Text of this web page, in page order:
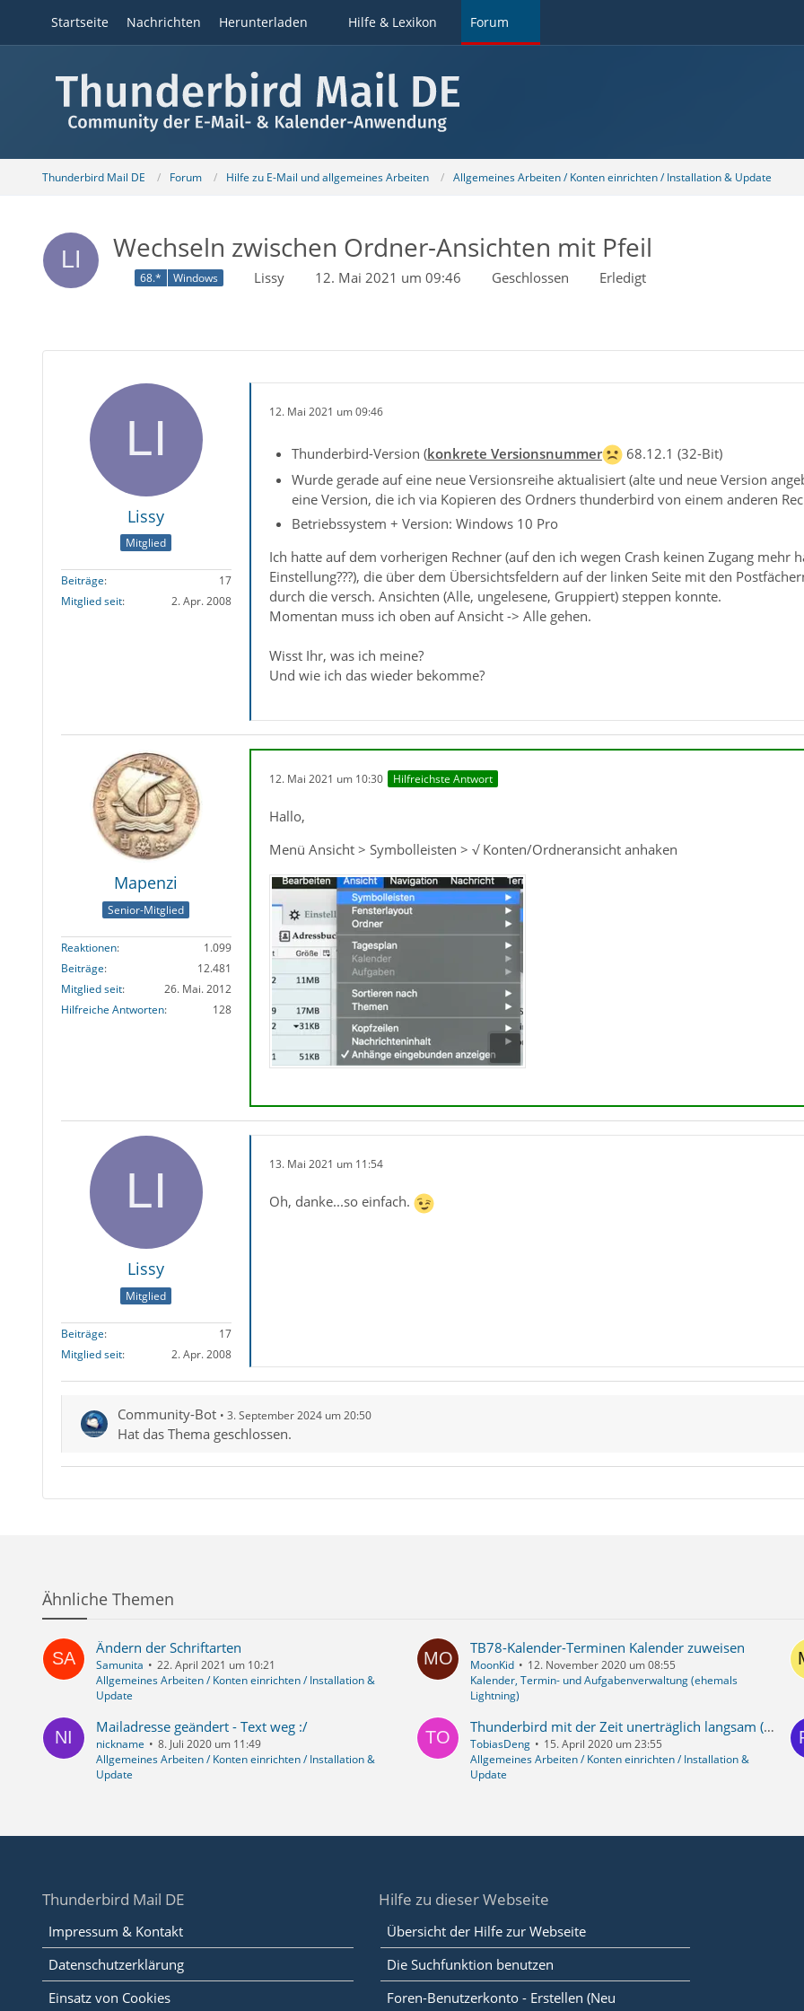
Startseite Nachrichten Herunterladen Hilfe & Lexikon Forum
Thunderbird Mail DE Forum Hilfe zu E-Mail und allgemeines Arbeiten Allgemeines Arbeiten / Konten einrichten / Installation & Update
Wechseln zwischen Ordner-Ansichten mit Pfeil
68.* Windows Lissy 12. Mai 2021 um 09:46 Geschlossen Erledigt
Lissy
Mitglied
Beiträge
17
Mitglied seit
2. Apr. 2008
12. Mai 2021 um 09:46
Thunderbird-Version (konkrete Versionsnummer
68.12.1 (32-Bit)
Wurde gerade auf eine neue Versionsreihe aktualisiert (alte und neue Version
eine Version, die ich via Kopieren des Ordners thunderbird von einem anderen
Betriebssystem + Version: Windows 10 Pro
Ich hatte auf dem vorherigen Rechner (auf den ich wegen Crash keinen Zugang mehr
Einstellung???), die über dem Übersichtsfeldern auf der linken Seite mit den
durch die versch. Ansichten (Alle, ungelesene, Gruppiert) steppen konnte.
Momentan muss ich oben auf Ansicht -> Alle gehen.
Wisst Ihr, was ich meine?
Und wie ich das wieder bekomme?
Mapenzi
Senior-Mitglied
Reaktionen
1.099
Beiträge
12.481
Mitglied seit
26. Mai. 2012
Hilfreiche Antworten
128
12. Mai 2021 um 10:30 Hilfreichste Antwort
Hallo,
Menü Ansicht > Symbolleisten > √ Konten/Ordneransicht anhaken
Lissy
Mitglied
Beiträge
17
Mitglied seit
2. Apr. 2008
13. Mai 2021 um 11:54
Oh, danke...so einfach.
Community-Bot 3. September 2024 um 20:50
Hat das Thema geschlossen.
Ähnliche Themen
Ändern der Schriftarten
Samunita
22. April 2021 um 10:21
Allgemeines Arbeiten / Konten einrichten / Installation &
Update
TB78-Kalender-Terminen Kalender zuweisen
MoonKid
12. November 2020 um 08:55
Kalender, Termin- und Aufgabenverwaltung (ehemals
Lightning)
Mailadresse geändert - Text weg :/
nickname
8. Juli 2020 um 11:49
Allgemeines Arbeiten / Konten einrichten / Installation &
Update
Thunderbird mit der Zeit unerträglich langsam (Ruhezustand wird genutzt)
TobiasDeng
15. April 2020 um 23:55
Allgemeines Arbeiten / Konten einrichten / Installation &
Update
Thunderbird Mail DE
Impressum & Kontakt
Datenschutzerklärung
Einsatz von Cookies
Hilfe zu dieser Webseite
Übersicht der Hilfe zur Webseite
Die Suchfunktion benutzen
Foren-Benutzerkonto - Erstellen (Neu